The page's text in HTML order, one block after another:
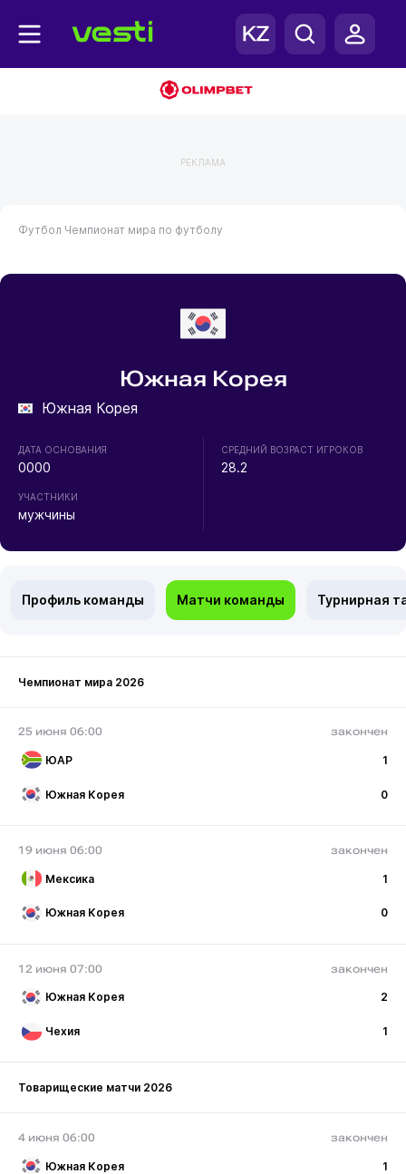
РЕКЛАМА
Футбол Чемпионат мира по футболу
Южная Корея
Южная Корея
ДАТА ОСНОВАНИЯ
0000
УЧАСТНИКИ
мужчины
СРЕДНИЙ ВОЗРАСТ ИГРОКОВ
28.2
Профиль команды Матчи команды Турнирная
Чемпионат мира 2026
25 июня 06:00 закончен
ЮАР 1
Южная Корея 0
19 июня 06:00 закончен
Мексика 1
Южная Корея 0
12 июня 07:00 закончен
Южная Корея 2
Чехия 1
Товарищеские матчи 2026
4 июня 06:00 закончен
Южная Корея 1